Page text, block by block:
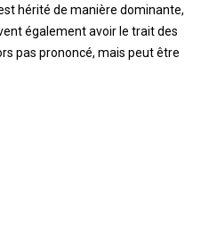
hérité de manière dominante,
également avoir le trait des
pas prononcé, mais peut être